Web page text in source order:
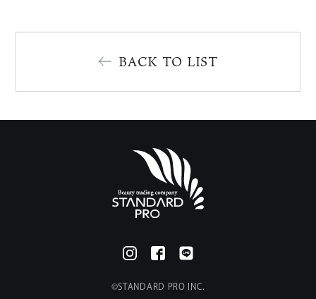
BACK TO LIST
©︎STANDARD PRO INC.